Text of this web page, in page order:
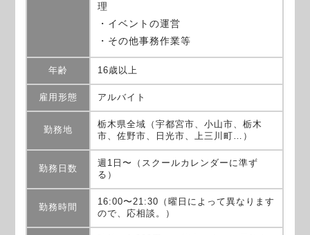
理
・イベントの運営
・その他事務作業等
年齢 16歳以上
雇用形態 アルバイト
勤務地
栃木県全域（宇都宮市、小山市、栃木
市、佐野市、日光市、上三川町…）
勤務日数
週1日〜（スクールカレンダーに準ず
る）
勤務時間
16:00〜21:30（曜日によって異なります
ので、応相談。）